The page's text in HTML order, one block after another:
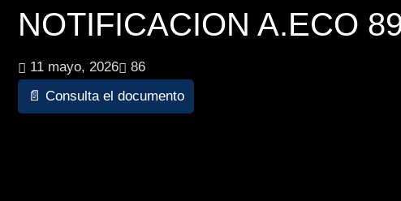
NOTIFICACION A.ECO
11 mayo, 2026
86
📄 Consulta el documento